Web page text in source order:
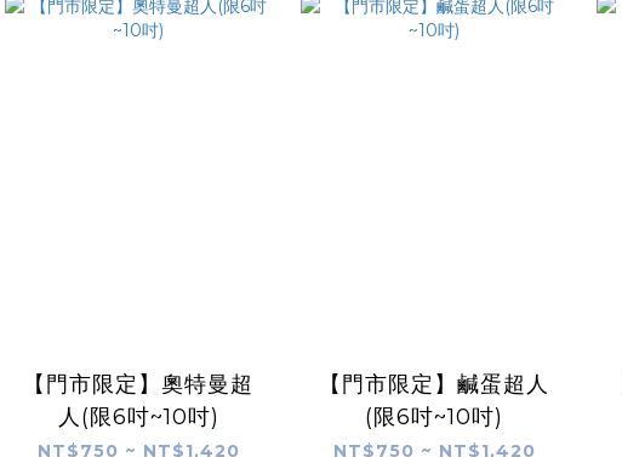
【門市限定】奧特曼超
人(限6吋~10吋)
NT$750 ~ NT$1,420
【門市限定】鹹蛋超人
(限6吋~10吋)
NT$750 ~ NT$1,420